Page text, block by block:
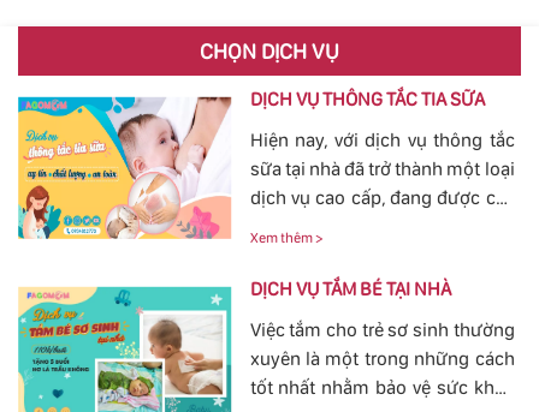
CHỌN DỊCH VỤ
DỊCH VỤ THÔNG TẮC TIA SỮA
Hiện nay, với dịch vụ thông tắc
sữa tại nhà đã trở thành một loại
dịch vụ cao cấp, đang được các
phổ biến. Với việc thông tắc tia
chóng thông tia sữa, giảm bớt
các cơn đau cương cứng tại
vùng bầu vú, đảm bảo cho
Xem thêm >
DỊCH VỤ TẮM BÉ TẠI NHÀ
Việc tắm cho trẻ sơ sinh thường
xuyên là một trong những cách
tốt nhất nhằm bảo vệ sức khỏe